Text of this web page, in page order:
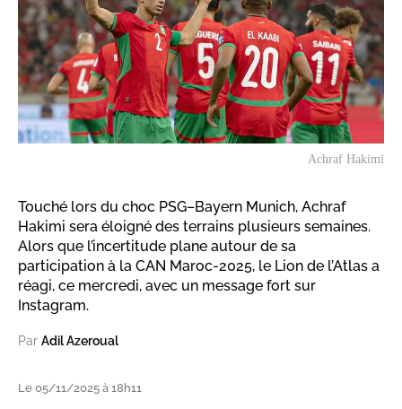
Achraf Hakimi
Touché lors du choc PSG–Bayern Munich, Achraf
Hakimi sera éloigné des terrains plusieurs semaines.
Alors que l’incertitude plane autour de sa
participation à la CAN Maroc-2025, le Lion de l’Atlas a
réagi, ce mercredi, avec un message fort sur
Instagram.
Par Adil Azeroual
Le 05/11/2025 à 18h11